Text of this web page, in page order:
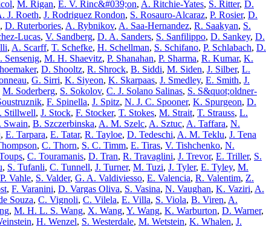
, M. Rigan, E. V. Rinc&#039;on, A. Ritchie-Yates, S. Ritter, D.
J. Roeth, J. Rodriguez Rondon, S. Rosauro-Alcaraz, P. Rosier, D.
, D. Ruterbories, A. Rybnikov, A. Saa-Hernandez, R. Saakyan, S.
Lucas, V. Sandberg, D. A. Sanders, S. Sanfilippo, D. Sankey, D.
, A. Scarff, T. Schefke, H. Schellman, S. Schifano, P. Schlabach, D.
Sensenig, M. H. Shaevitz, P. Shanahan, P. Sharma, R. Kumar, K.
, D. Shooltz, R. Shrock, B. Siddi, M. Siden, J. Silber, L.
, G. Sirri, K. Siyeon, K. Skarpaas, J. Smedley, E. Smith, J.
M. Soderberg, S. Sokolov, C. J. Solano Salinas, S. S&quot;oldner-
, F. Spinella, J. Spitz, N. J. C. Spooner, K. Spurgeon, D.
Stillwell, J. Stock, F. Stocker, T. Stokes, M. Strait, T. Strauss, L.
Swain, B. Szczerbinska, A. M. Szelc, A. Sztuc, A. Taffara, N.
, E. Tarpara, E. Tatar, R. Tayloe, D. Tedeschi, A. M. Teklu, J. Tena
, C. Thorn, S. C. Timm, E. Tiras, V. Tishchenko, N.
, C. Touramanis, D. Tran, R. Travaglini, J. Trevor, E. Triller, S.
, S. Tufanli, C. Tunnell, J. Turner, M. Tuzi, J. Tyler, E. Tyley, M.
P. Vahle, S. Valder, G. A. Valdiviesso, E. Valencia, R. Valentim, Z.
, F. Varanini, D. Vargas Oliva, S. Vasina, N. Vaughan, K. Vaziri, A.
Souza, C. Vignoli, C. Vilela, E. Villa, S. Viola, B. Viren, A.
, M. H. L. S. Wang, X. Wang, Y. Wang, K. Warburton, D. Warner,
, H. Wenzel, S. Westerdale, M. Wetstein, K. Whalen, J.